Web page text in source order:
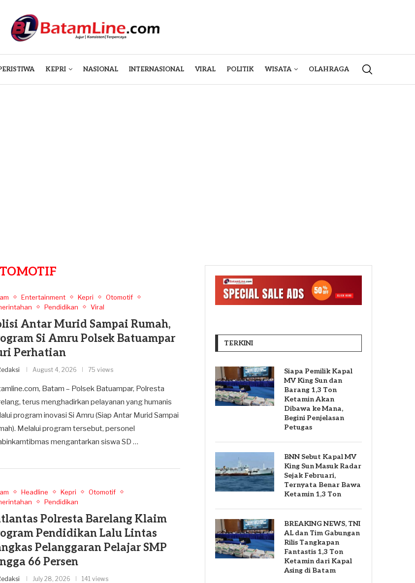
KEPRI NASIONAL INTERNASIONAL VIRAL POLITIK WISATA OLAHRAGA
Entertainment Kepri
Otomotif
Pendidikan Viral
Antar Murid Sampai Rumah,
Si Amru Polsek Batuampar
Perhatian
August 4, 2026 75 views
Batam – Polsek Batuampar, Polresta
terus menghadirkan pelayanan yang humanis
program inovasi Si Amru (Siap Antar Murid Sampai
Melalui program tersebut, personel
mengantarkan siswa SD …
Headline Kepri
Otomotif
Pendidikan
Polresta Barelang Klaim
Pendidikan Lalu Lintas
Pelanggaran Pelajar SMP
66 Persen
July 28, 2026 141 views
TERKINI
Siapa Pemilik Kapal
MV King Sun dan
Barang 1,3 Ton
Ketamin Akan
Dibawa ke Mana,
Begini Penjelasan
Petugas
BNN Sebut Kapal MV
King Sun Masuk Radar
Sejak Februari,
Ternyata Benar Bawa
Ketamin 1,3 Ton
BREAKING NEWS, TNI
AL dan Tim Gabungan
Rilis Tangkapan
Fantastis 1,3 Ton
Ketamin dari Kapal
Asing di Batam